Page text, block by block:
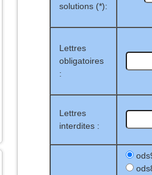
solutions (*):
Lettres
obligatoires
:
Lettres
interdites :